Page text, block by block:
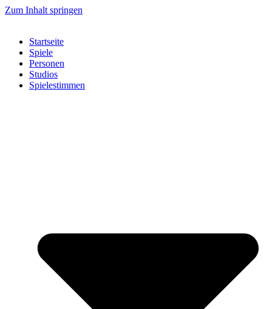
Zum Inhalt springen
Startseite
Spiele
Personen
Studios
Spielestimmen